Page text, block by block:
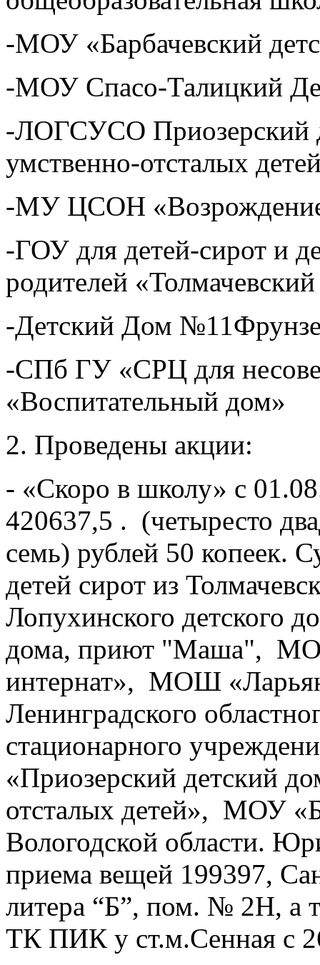
-МОУ «Барбачевский
-МОУ Спасо-Талицкий
-ЛОГСУСО Приозерский
умственно-отсталых
-МУ ЦСОН
-ГОУ для детей-сирот и
родителей
-Детский Дом
-СПб ГУ «СРЦ для
«Воспитательный дом»
2. Проведены акции:
- «Скоро в школу» с
420637,5 . (четыресто
семь) рублей 50 копеек.
детей сирот из
Лопухинского детского
дома, приют "Маша",
интернат», МОШ
Ленинградского
стационарного
«Приозерский детский
отсталых детей», МОУ
Вологодской области.
приема вещей 199397,
литера “Б”, пом. № 2H, а
ТК ПИК у ст.м.Сенная с